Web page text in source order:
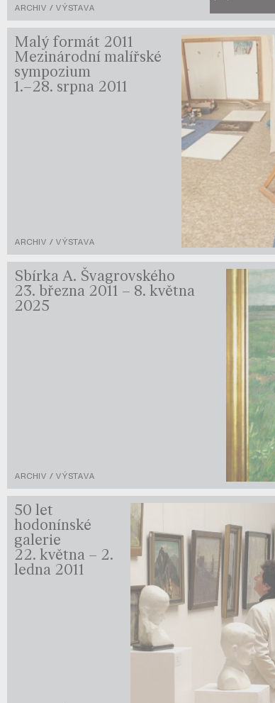
ARCHIV / VÝSTAVA
Malý formát 2011
Mezinárodní malířské
sympozium
1.–28. srpna 2011
ARCHIV / VÝSTAVA
Sbírka A. Švagrovského
23. března 2011 – 8. května
2025
ARCHIV / VÝSTAVA
50 let
hodonínské
galerie
22. května – 2.
ledna 2011